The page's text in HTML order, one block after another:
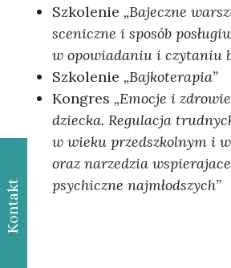
Szkolenie „Bajeczne
sceniczne i sposób
w opowiadaniu i czytaniu
Szkolenie „Bajkoterapia”
Kongres „Emocje i
dziecka. Regulacja
w wieku przedszkolnym i
oraz narzedzia
psychiczne najmłodszych”
Kontakt